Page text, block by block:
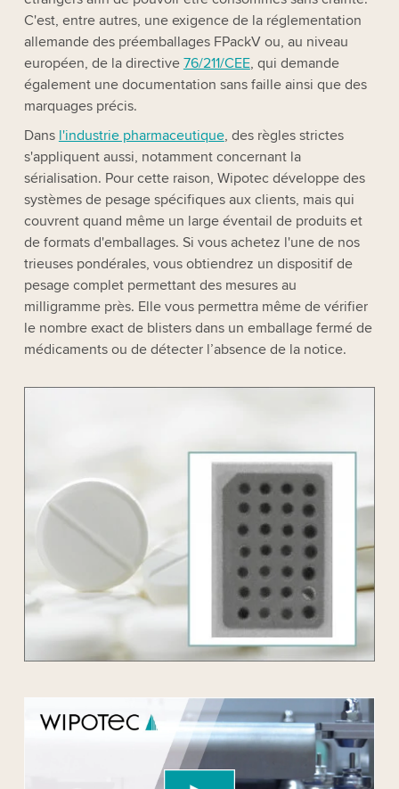
C'est, entre autres, une exigence de la réglementation
allemande des préemballages FPackV ou, au niveau
européen, de la directive 76/211/CEE, qui demande
également une documentation sans faille ainsi que des
marquages précis.
Dans l'industrie pharmaceutique, des règles strictes
s'appliquent aussi, notamment concernant la
sérialisation. Pour cette raison, Wipotec développe des
systèmes de pesage spécifiques aux clients, mais qui
couvrent quand même un large éventail de produits et
de formats d'emballages. Si vous achetez l'une de nos
trieuses pondérales, vous obtiendrez un dispositif de
pesage complet permettant des mesures au
milligramme près. Elle vous permettra même de vérifier
le nombre exact de blisters dans un emballage fermé de
médicaments ou de détecter l’absence de la notice.
We need your consent to load the YouTube
We use a third party service to embed video